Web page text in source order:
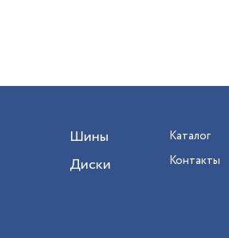
Шины
Диски
Каталог
Контакты